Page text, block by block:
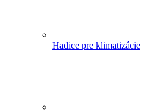
Hadice pre klimatizácie